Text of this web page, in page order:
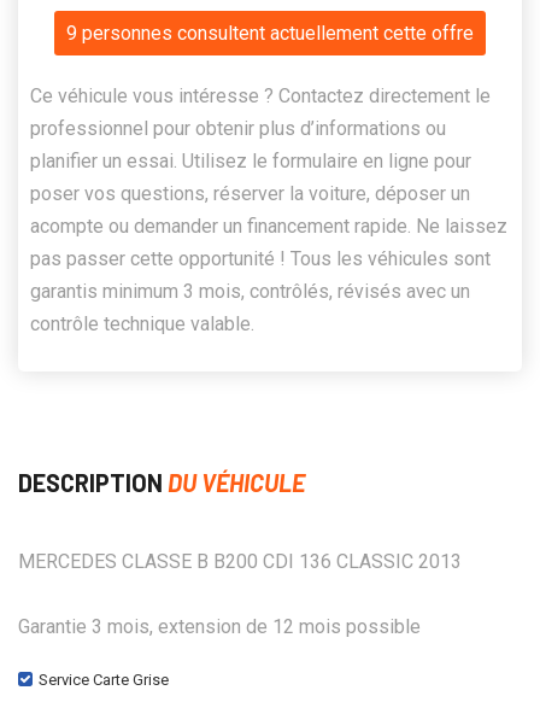
9 personnes consultent actuellement cette offre
Ce véhicule vous intéresse ? Contactez directement le
professionnel pour obtenir plus d’informations ou
planifier un essai. Utilisez le formulaire en ligne pour
poser vos questions, réserver la voiture, déposer un
acompte ou demander un financement rapide. Ne laissez
pas passer cette opportunité ! Tous les véhicules sont
garantis minimum 3 mois, contrôlés, révisés avec un
contrôle technique valable.
DESCRIPTION DU VÉHICULE
MERCEDES CLASSE B B200 CDI 136 CLASSIC 2013
Garantie 3 mois, extension de 12 mois possible
Service Carte Grise